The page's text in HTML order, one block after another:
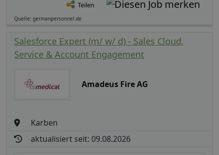
Teilen
Quelle: germanpersonnel.de
Salesforce Expert (m/ w/ d) - Sales Cloud,
Service & Account Engagement
Amadeus Fire AG
Karben
aktualisiert seit: 09.08.2026